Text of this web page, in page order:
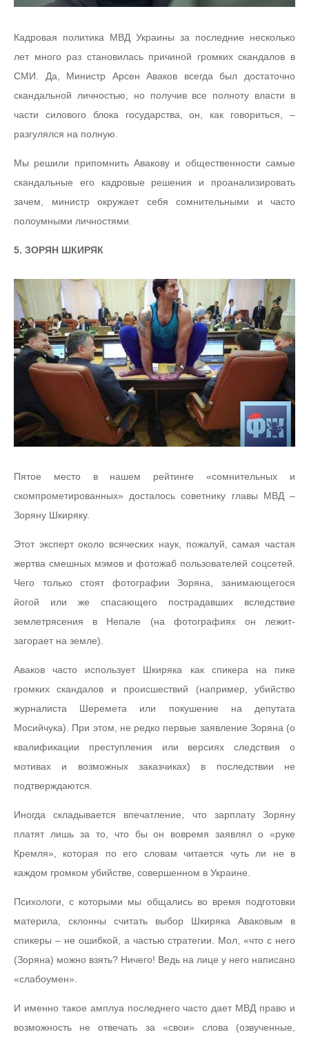
Кадровая политика МВД Украины за последние несколько
лет много раз становилась причиной громких скандалов в
СМИ. Да, Министр Арсен Аваков всегда был достаточно
скандальной личностью, но получив все полноту власти в
части силового блока государства, он, как говориться, –
разгулялся на полную.
Мы решили припомнить Авакову и общественности самые
скандальные его кадровые решения и проанализировать
зачем, министр окружает себя сомнительными и часто
полоумными личностями.
5. ЗОРЯН ШКИРЯК
Пятое место в нашем рейтинге «сомнительных и
скомпрометированных» досталось советнику главы МВД –
Зоряну Шкиряку.
Этот эксперт около всяческих наук, пожалуй, самая частая
жертва смешных мэмов и фотожаб пользователей соцсетей.
Чего только стоят фотографии Зоряна, занимающегося
йогой или же спасающего пострадавших вследствие
землетрясения в Непале (на фотографиях он лежит-
загорает на земле).
Аваков часто использует Шкиряка как спикера на пике
громких скандалов и происшествий (например, убийство
журналиста Шеремета или покушение на депутата
Мосийчука). При этом, не редко первые заявление Зоряна (о
квалификации преступления или версиях следствия о
мотивах и возможных заказчиках) в последствии не
подтверждаются.
Иногда складывается впечатление, что зарплату Зоряну
платят лишь за то, что бы он вовремя заявлял о «руке
Кремля», которая по его словам читается чуть ли не в
каждом громком убийстве, совершенном в Украине.
Психологи, с которыми мы общались во время подготовки
материла, склонны считать выбор Шкиряка Аваковым в
спикеры – не ошибкой, а частью стратегии. Мол, «что с него
(Зоряна) можно взять? Ничего! Ведь на лице у него написано
«слабоумен».
И именно такое амплуа последнего часто дает МВД право и
возможность не отвечать за «свои» слова (озвученные,